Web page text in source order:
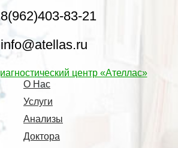
8(962)403-83-21
info@atellas.ru
О Нас
Услуги
Анализы
Доктора